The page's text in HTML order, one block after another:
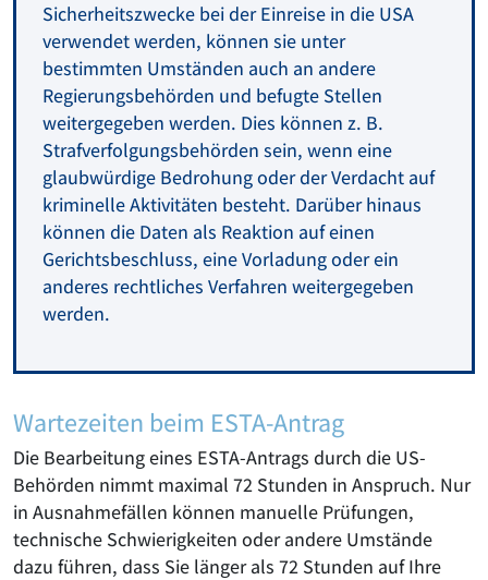
Sicherheitszwecke bei der Einreise in die USA
verwendet werden, können sie unter
bestimmten Umständen auch an andere
Regierungsbehörden und befugte Stellen
weitergegeben werden. Dies können z. B.
Strafverfolgungsbehörden sein, wenn eine
glaubwürdige Bedrohung oder der Verdacht auf
kriminelle Aktivitäten besteht. Darüber hinaus
können die Daten als Reaktion auf einen
Gerichtsbeschluss, eine Vorladung oder ein
anderes rechtliches Verfahren weitergegeben
werden.
Wartezeiten beim ESTA-Antrag
Die Bearbeitung eines ESTA-Antrags durch die US-
Behörden nimmt maximal 72 Stunden in Anspruch. Nur
in Ausnahmefällen können manuelle Prüfungen,
technische Schwierigkeiten oder andere Umstände
dazu führen, dass Sie länger als 72 Stunden auf Ihre